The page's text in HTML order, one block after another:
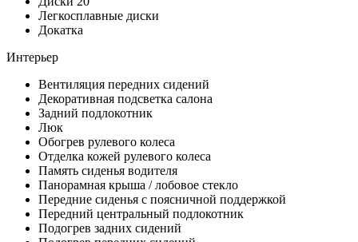
Легкосплавные диски
Докатка
Интерьер
Вентиляция передних сидений
Декоративная подсветка салона
Задний подлокотник
Люк
Обогрев рулевого колеса
Отделка кожей рулевого колеса
Память сиденья водителя
Панорамная крыша / лобовое стекло
Передние сиденья с поясничной поддержкой
Передний центральный подлокотник
Подогрев задних сидений